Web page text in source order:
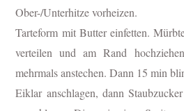
Ober-/Unterhitze vorheizen.
Tarteform mit Butter einfetten.
verteilen und am Rand
mehrmals anstechen. Dann 15 min
Eiklar anschlagen, dann